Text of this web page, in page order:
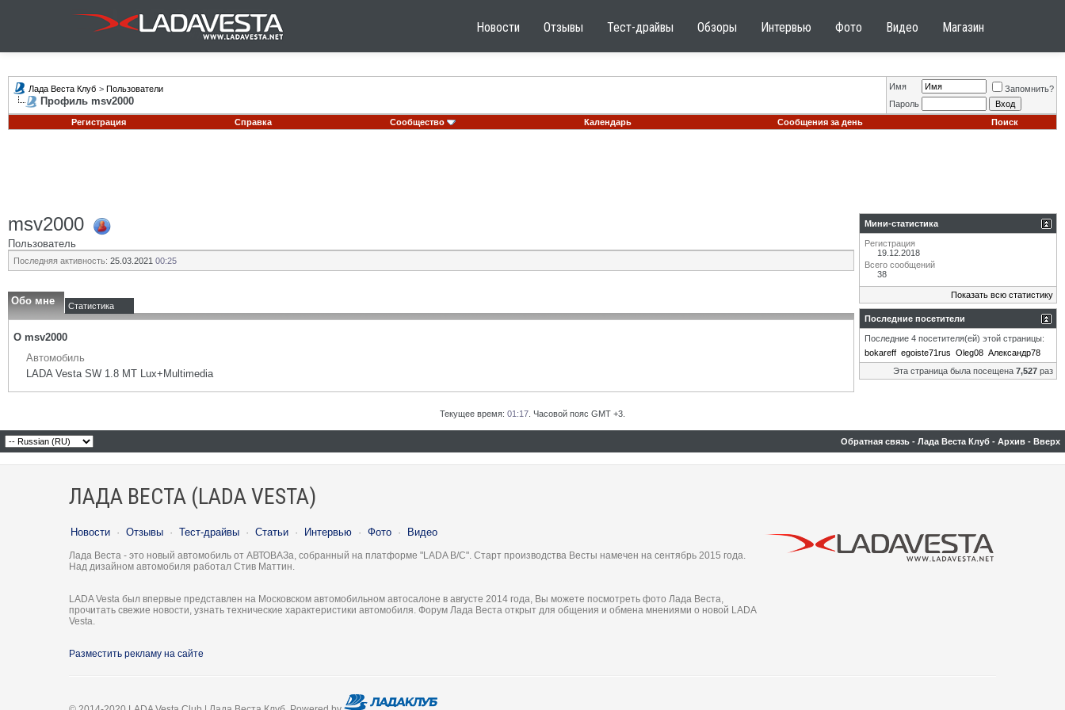
Новости Отзывы Тест-драйвы Обзоры Интервью Фото Видео Магазин
Лада Веста Клуб > Пользователи
Профиль msv2000
Имя
Запомнить?
Пароль
Регистрация
Справка Сообщество Календарь Сообщения за день Поиск
msv2000
Пользователь
Последняя активность: 25.03.2021 00:25
Обо мне Статистика
О msv2000
Автомобиль
LADA Vesta SW 1.8 MT Lux+Multimedia
Мини-статистика
Регистрация
19.12.2018
Всего сообщений
38
Показать всю статистику
Последние посетители
Последние 4 посетителя(ей) этой страницы:
bokareff egoiste71rus Oleg08 Александр78
Эта страница была посещена 7,527 раз
Текущее время: 01:17 . Часовой пояс GMT +3.
Обратная связь - Лада Веста Клуб - Архив - Вверх
ЛАДА ВЕСТА (LADA VESTA)
Новости · Отзывы · Тест-драйвы · Статьи · Интервью · Фото · Видео
Лада Веста - это новый автомобиль от АВТОВАЗа, собранный на платформе "LADA B/C". Старт производства Весты намечен на сентябрь 2015 года.
Над дизайном автомобиля работал Стив Маттин.
LADA Vesta был впервые представлен на Московском автомобильном автосалоне в августе 2014 года, Вы можете посмотреть фото Лада Веста,
прочитать свежие новости, узнать технические характеристики автомобиля. Форум Лада Веста открыт для общения и обмена мнениями о новой LADA
Vesta.
Разместить рекламу на сайте